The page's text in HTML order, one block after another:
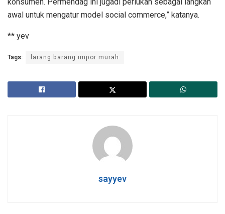
awal untuk mengatur model social commerce,” katanya.
** yev
Tags: larang barang impor murah
sayyev